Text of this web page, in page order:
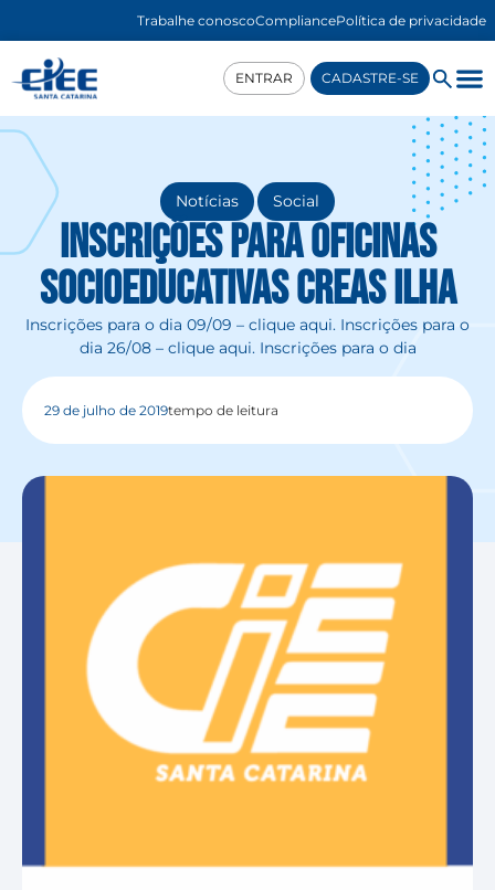
Trabalhe conoscoCompliancePolítica de privacidade
ENTRAR CADASTRE-SE
Notícias , Social
Inscrições para Oficinas
Socioeducativas CREAS Ilha
Inscrições para o dia 09/09 – clique aqui. Inscrições para o
dia 26/08 – clique aqui. Inscrições para o dia
29 de julho de 2019tempo de leitura